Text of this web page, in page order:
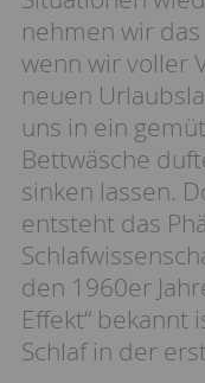
nehmen wir
wenn wir voller
neuen
uns in ein
Bettwäsche
sinken lassen.
entsteht das
den 1960er
Effekt“ bekannt
Schlaf in der